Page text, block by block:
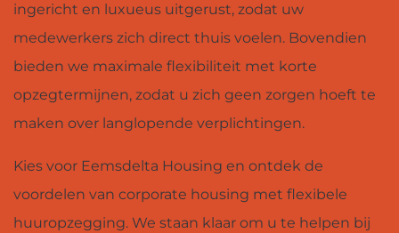
ingericht en luxueus uitgerust, zodat uw
medewerkers zich direct thuis voelen. Bovendien
bieden we maximale flexibiliteit met korte
opzegtermijnen, zodat u zich geen zorgen hoeft te
maken over langlopende verplichtingen.
Kies voor Eemsdelta Housing en ontdek de
voordelen van corporate housing met flexibele
huuropzegging. We staan klaar om u te helpen bij